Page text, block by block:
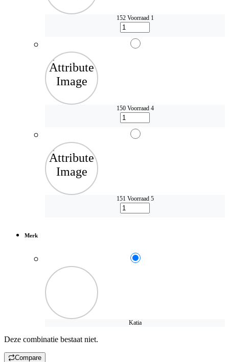
152 Voorraad 1
150 Voorraad 4
151 Voorraad 5
Merk
Katia
Deze combinatie bestaat niet.
Compare